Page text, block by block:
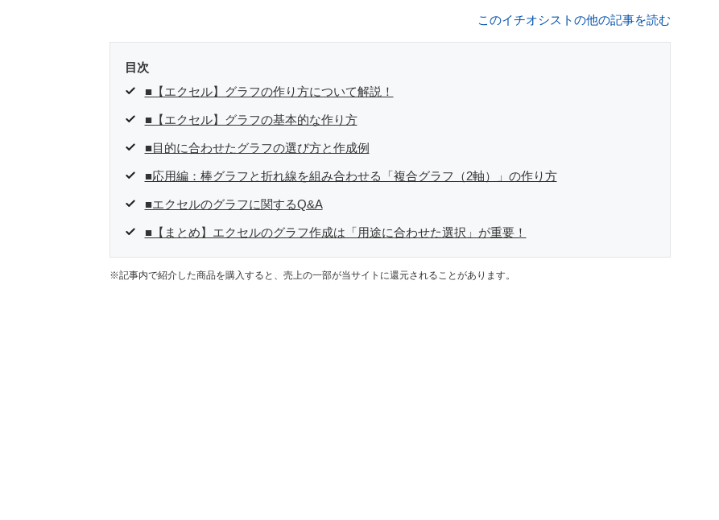
このイチオシストの他の記事を読む
目次
■【エクセル】グラフの作り方について解説！
■【エクセル】グラフの基本的な作り方
■目的に合わせたグラフの選び方と作成例
■応用編：棒グラフと折れ線を組み合わせる「複合グラフ（2軸）」の作り方
■エクセルのグラフに関するQ&A
■【まとめ】エクセルのグラフ作成は「用途に合わせた選択」が重要！
※記事内で紹介した商品を購入すると、売上の一部が当サイトに還元されることがあります。